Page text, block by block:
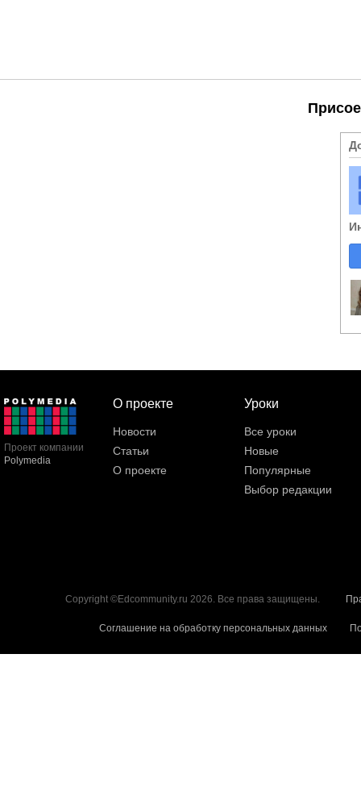
Проект компании
Polymedia
О проекте
Новости
Статьи
О проекте
Уроки
Все уроки
Новые
Популярные
Выбор редакции
Copyright ©Edcommunity.ru 2026. Все права защищены.
Соглашение на обработку персональных данных